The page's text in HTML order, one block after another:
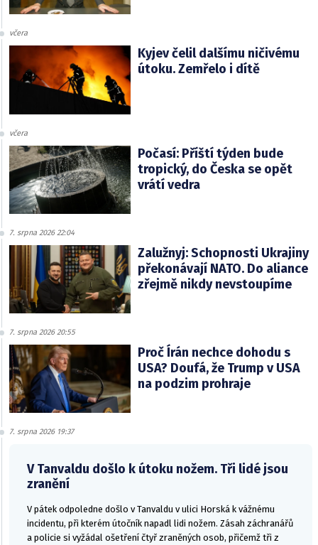
včera
Kyjev čelil dalšímu ničivému
útoku. Zemřelo i dítě
včera
Počasí: Příští týden bude
tropický, do Česka se opět
vrátí vedra
7. srpna 2026 22:04
Zalužnyj: Schopnosti Ukrajiny
překonávají NATO. Do aliance
zřejmě nikdy nevstoupíme
7. srpna 2026 20:55
Proč Írán nechce dohodu s
USA? Doufá, že Trump v USA
na podzim prohraje
7. srpna 2026 19:37
V Tanvaldu došlo k útoku nožem. Tři lidé jsou
zranění
V pátek odpoledne došlo v Tanvaldu v ulici Horská k vážnému
incidentu, při kterém útočník napadl lidi nožem. Zásah záchranářů
a policie si vyžádal ošetření čtyř zraněných osob, přičemž tři z